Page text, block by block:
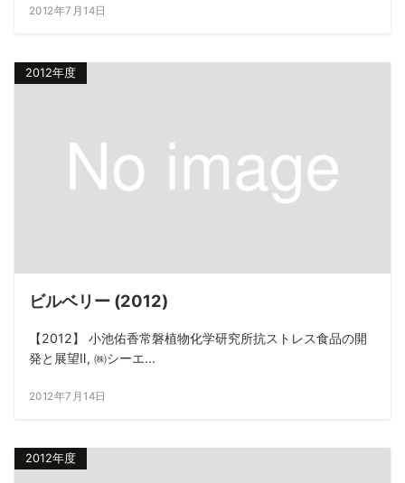
2012年7月14日
2012年度
ビルベリー (2012)
【2012】 小池佑香常磐植物化学研究所抗ストレス食品の開
発と展望Ⅱ, ㈱シーエ...
2012年7月14日
2012年度